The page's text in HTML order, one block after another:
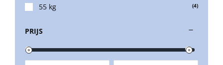
Snel leverbaar
55 kg (4)
PRIJS